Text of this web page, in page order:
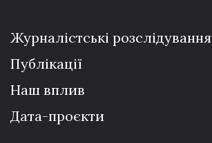
Журналістські розслідування
Публікації
Наш вплив
Дата-проєкти